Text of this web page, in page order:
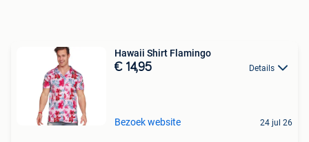
Hawaii Shirt Flamingo
€ 14,95 Details
Bezoek website 24 jul 26